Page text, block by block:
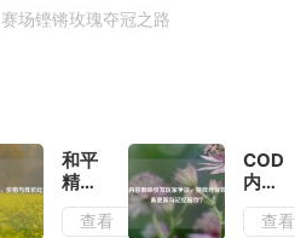
场铿锵玫瑰夺冠之路
和平
精英
AUG
皮肤
查看
内容
删除
引发
查看